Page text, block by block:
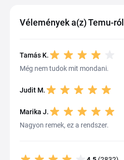
Vélemények a(z) Temu-ról
Tamás K.
Még nem tudok mit mondani.
Judit M.
Marika J.
Nagyon remek, ez a rendszer.